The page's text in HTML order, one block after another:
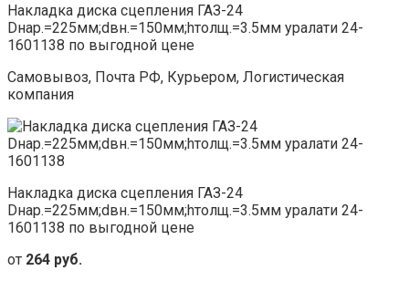
Накладка диска сцепления ГАЗ-24
Dнар.=225мм;dвн.=150мм;hтолщ.=3.5мм уралати 24-
1601138 по выгодной цене
Самовывоз, Почта РФ, Курьером, Логистическая
компания
Накладка диска сцепления ГАЗ-24
Dнар.=225мм;dвн.=150мм;hтолщ.=3.5мм уралати 24-
1601138 по выгодной цене
от 264 руб.